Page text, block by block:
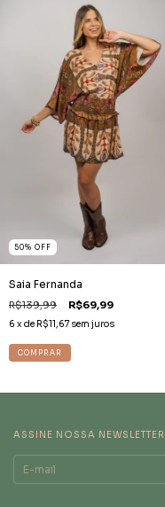
50% OFF
Saia Fernanda
R$139,99 R$69,99
6 x de R$11,67 sem juros
COMPRAR
ASSINE NOSSA NEWSLETTER